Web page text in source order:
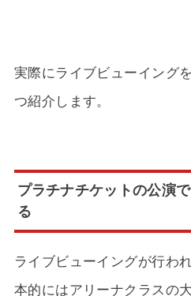
実際にライブビューイング
つ紹介します。
プラチナチケットの公演
る
ライブビューイングが行わ
本的にはアリーナクラスの